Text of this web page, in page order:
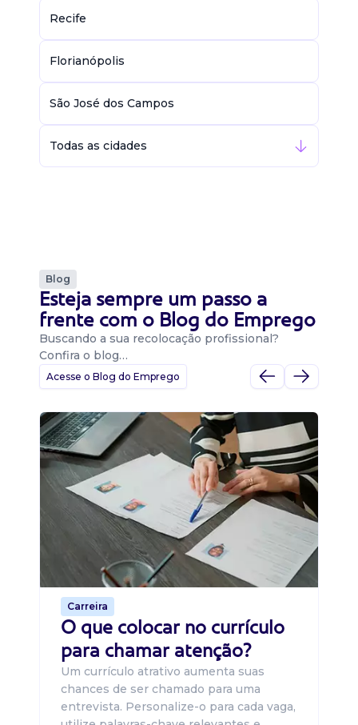
Recife
Florianópolis
São José dos Campos
Todas as cidades
Blog
Esteja sempre um passo a
frente com o Blog do Emprego
Buscando a sua recolocação profissional?
Confira o blog…
Acesse o Blog do Emprego
Carreira
O que colocar no currículo
para chamar atenção?
Um currículo atrativo aumenta suas
chances de ser chamado para uma
entrevista. Personalize-o para cada vaga,